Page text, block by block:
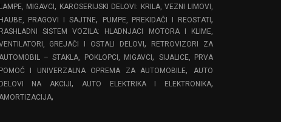
LAMPE, MIGAVCI, KAROSERIJSKI DELOVI: KRILA, VEZNI LIMOVI,
HAUBE, PRAGOVI I SAJTNE, PUMPE, PREKIDAČI I REOSTATI,
RASHLADNI SISTEM VOZILA: HLADNJACI MOTORA I KLIME,
GREJAČI I OSTALI DELOVI,
RETROVIZORI ZA
AUTOMOBIL – STAKLA, POKLOPCI, MIGAVCI,
SIJALICE, PRVA
POMOĆ I UNIVERZALNA OPREMA ZA AUTOMOBILE,
AUTO
DELOVI NA AKCIJI, AUTO ELEKTRIKA I ELEKTRONIKA,
AMORTIZACIJA,